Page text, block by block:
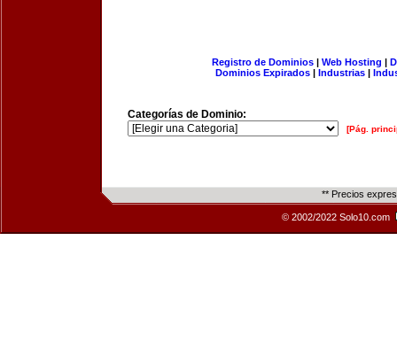
Registro de Dominios| Web Hosting |
Dominios Expirados | Industrias |
Categorías de Dominio:
[Pág.
** Precios
© 2002/2022 Solo10.com